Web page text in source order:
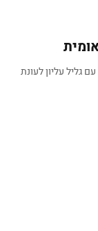
גליל עליון לעונת